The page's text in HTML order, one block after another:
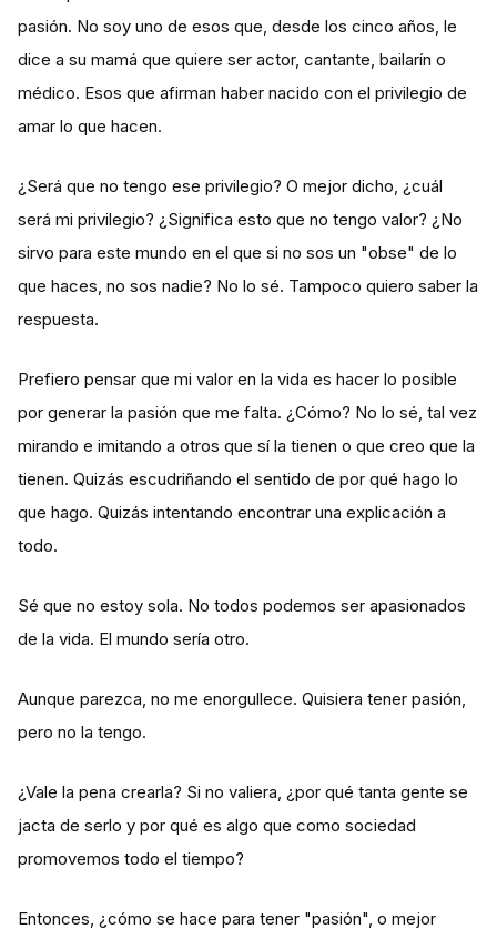
pasión. No soy uno de esos que, desde los cinco años, le
dice a su mamá que quiere ser actor, cantante, bailarín o
médico. Esos que afirman haber nacido con el privilegio de
amar lo que hacen.
¿Será que no tengo ese privilegio? O mejor dicho, ¿cuál
será mi privilegio? ¿Significa esto que no tengo valor? ¿No
sirvo para este mundo en el que si no sos un "obse" de lo
que haces, no sos nadie? No lo sé. Tampoco quiero saber la
respuesta.
Prefiero pensar que mi valor en la vida es hacer lo posible
por generar la pasión que me falta. ¿Cómo? No lo sé, tal vez
mirando e imitando a otros que sí la tienen o que creo que la
tienen. Quizás escudriñando el sentido de por qué hago lo
que hago. Quizás intentando encontrar una explicación a
todo.
Sé que no estoy sola. No todos podemos ser apasionados
de la vida. El mundo sería otro.
Aunque parezca, no me enorgullece. Quisiera tener pasión,
pero no la tengo.
¿Vale la pena crearla? Si no valiera, ¿por qué tanta gente se
jacta de serlo y por qué es algo que como sociedad
promovemos todo el tiempo?
Entonces, ¿cómo se hace para tener "pasión", o mejor